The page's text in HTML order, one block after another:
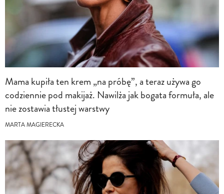
Mama kupiła ten krem „na próbę”, a teraz używa go
codziennie pod makijaż. Nawilża jak bogata formuła, ale
nie zostawia tłustej warstwy
MARTA MAGIERECKA